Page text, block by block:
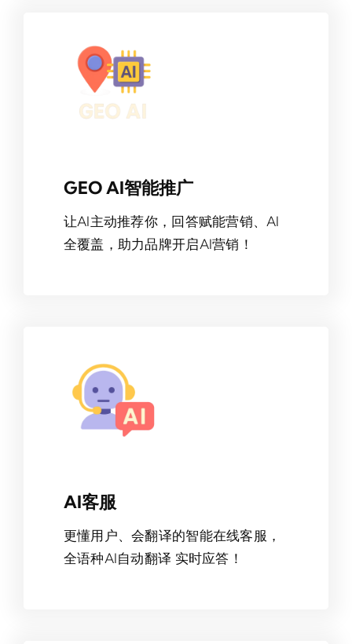
GEO AI智能推广
让AI主动推荐你，回答赋能营销、AI
全覆盖，助力品牌开启AI营销！
AI客服
更懂用户、会翻译的智能在线客服，
全语种AI自动翻译 实时应答！